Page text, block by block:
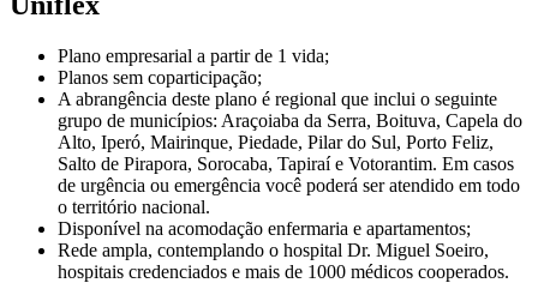
Plano empresarial a partir de 1 vida;
Planos sem coparticipação;
A abrangência deste plano é regional que inclui o seguinte
grupo de municípios: Araçoiaba da Serra, Boituva, Capela do
Alto, Iperó, Mairinque, Piedade, Pilar do Sul, Porto Feliz,
Salto de Pirapora, Sorocaba, Tapiraí e Votorantim. Em casos
de urgência ou emergência você poderá ser atendido em todo
o território nacional.
Disponível na acomodação enfermaria e apartamentos;
Rede ampla, contemplando o hospital Dr. Miguel Soeiro,
hospitais credenciados e mais de 1000 médicos cooperados.